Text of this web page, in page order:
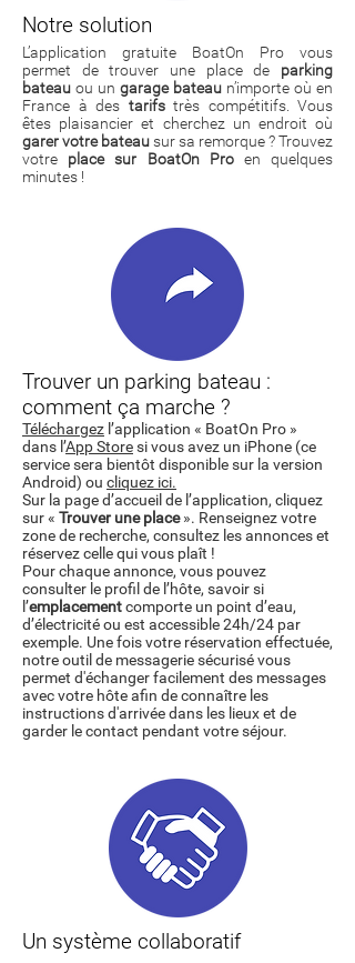
Notre solution
L’application gratuite BoatOn Pro vous
permet de trouver une place de parking
bateau ou un garage bateau n’importe où en
France à des tarifstrès compétitifs. Vous
êtes plaisancier et cherchez un endroit où
garer votre bateausur sa remorque ? Trouvez
votre place sur BoatOn Proen quelques
minutes !
Trouver un parking bateau :
comment ça marche ?
Téléchargez l’application « BoatOn Pro »
dans l’App Storesi vous avez un iPhone (ce
service sera bientôt disponible sur la version
Android) ou cliquez ici.
​Sur la page d’accueil de l’application, cliquez
sur « Trouver une place». Renseignez votre
zone de recherche, consultez les annonces et
réservez celle qui vous plaît !
Pour chaque annonce, vous pouvez
consulter le profil de l’hôte, savoir si
l’emplacementcomporte un point d’eau,
d’électricité ou est accessible 24h/24 par
exemple. Une fois votre réservation effectuée,
notre outil de messagerie sécurisé vous
permet d'échanger facilement des messages
avec votre hôte afin de connaître les
instructions d'arrivée dans les lieux et de
garder le contact pendant votre séjour.
Un système collaboratif